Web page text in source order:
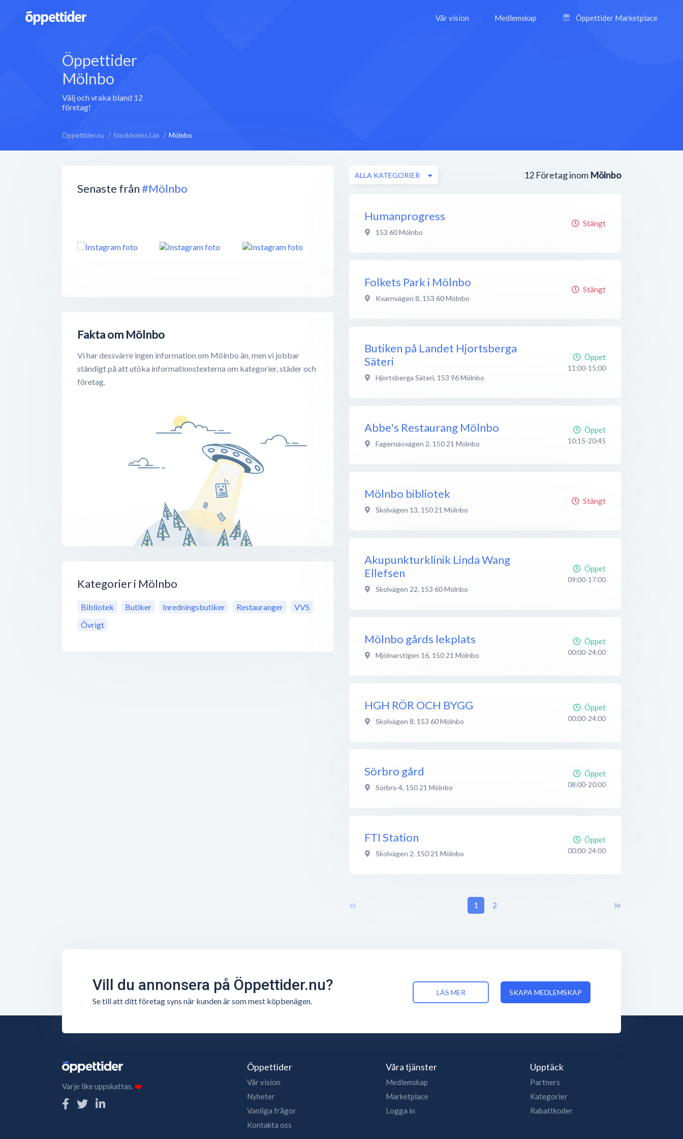
Vår vision Medlemskap Öppettider Marketplace
Öppettider
Mölnbo
Välj och vraka bland 12
företag!
Öppettider.nu Stockholms Län Mölnbo
Senaste från#Mölnbo
Fakta om Mölnbo
Vi har dessvärre ingen information om Mölnbo än, men vi jobbar
ständigt på att utöka informationstexterna om kategorier, städer och
företag.
Kategorier i Mölnbo
Bibliotek Butiker Inredningsbutiker Restauranger
VVS
Övrigt
12 Företag inom Mölnbo
ALLA KATEGORIER
Humanprogress
153 60Mölnbo
Stängt
Folkets Park i Mölnbo
Kvarnvägen 8, 153 60Mölnbo
Stängt
Butiken på Landet Hjortsberga
Säteri
Hjortsberga Säteri, 153 96Mölnbo
Öppet
11:00-15:00
Abbe's Restaurang Mölnbo
Fagernäsvägen 2, 150 21 Mölnbo
Öppet
10:15-20:45
Mölnbo bibliotek
Skolvägen 13, 150 21 Mölnbo
Stängt
Akupunkturklinik Linda Wang
Ellefsen
Skolvägen 22, 153 60Mölnbo
Öppet
09:00-17:00
Mölnbo gårds lekplats
Mjölnarstigen 16, 150 21 Mölnbo
Öppet
00:00-24:00
HGH RÖR OCH BYGG
Skolvägen 8, 153 60Mölnbo
Öppet
00:00-24:00
Sörbro gård
Sörbro 4, 150 21 Mölnbo
Öppet
08:00-20:00
FTI Station
Skolvägen 2, 150 21 Mölnbo
Öppet
00:00-24:00
1 2
Vill du annonsera på Öppettider.nu?
Se till att ditt företag syns när kunden är som mest köpbenägen.
LÄS MER SKAPA MEDLEMSKAP
Varje like uppskattas.❤️
Öppettider
Vår vision
Nyheter
Vanliga frågor
Kontakta oss
Våra tjänster
Medlemskap
Marketplace
Logga in
Upptäck
Partners
Kategorier
Rabattkoder